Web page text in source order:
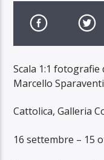
Scala 1:1 fotografie
Marcello Sparaventi
Cattolica, Galleria
16 settembre – 15